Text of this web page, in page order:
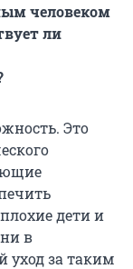
человеком
ли
Это
дети и
в
уход за таким